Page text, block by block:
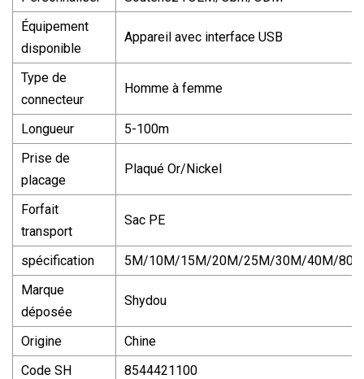
Équipement
disponible
Appareil avec interface USB
Type de
connecteur
Homme à femme
Longueur
5-100m
Prise de
placage
Plaqué Or/Nickel
Forfait
transport
Sac PE
spécification
5M/10M/15M/20M/25M/30M/40M/80M
Marque
déposée
Shydou
Origine
Chine
Code SH
8544421100